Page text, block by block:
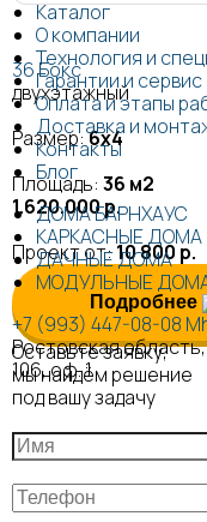
Каталог
О компании
Технология и
Гарантии и сервис
Оплата и этапы
Доставка и
Контакты
Блог
ДОМА БАРНХАУС
КАРКАСНЫЕ ДОМА
ДАЧНЫЕ ДОМА
МОДУЛЬНЫЕ
+7 (993) 447-08-08
Ростовская
106, оф. 1
36 Бокс
двухэтажный
Размер:6х4
Площадь: 36 м2
1.620.000 р.
Проект от:10 800 р.
Подробнее
Оставьте заявку,
мы найдём решение
под вашу задачу